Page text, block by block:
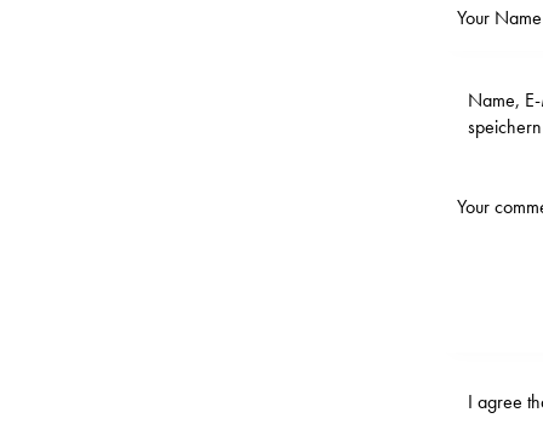
Name,
I agree